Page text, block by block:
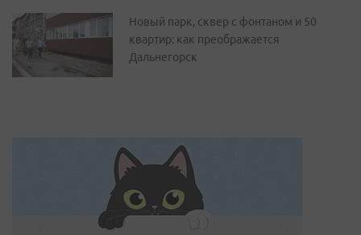
Новый парк, сквер с фонтаном и 50
квартир: как преображается
Дальнегорск